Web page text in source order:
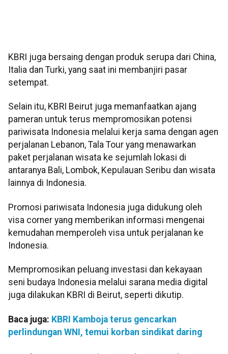
KBRI juga bersaing dengan produk serupa dari China,
Italia dan Turki, yang saat ini membanjiri pasar
setempat.
Selain itu, KBRI Beirut juga memanfaatkan ajang
pameran untuk terus mempromosikan potensi
pariwisata Indonesia melalui kerja sama dengan agen
perjalanan Lebanon, Tala Tour yang menawarkan
paket perjalanan wisata ke sejumlah lokasi di
antaranya Bali, Lombok, Kepulauan Seribu dan wisata
lainnya di Indonesia.
Promosi pariwisata Indonesia juga didukung oleh
visa corner yang memberikan informasi mengenai
kemudahan memperoleh visa untuk perjalanan ke
Indonesia.
Mempromosikan peluang investasi dan kekayaan
seni budaya Indonesia melalui sarana media digital
juga dilakukan KBRI di Beirut, seperti dikutip.
Baca juga: KBRI Kamboja terus gencarkan
perlindungan WNI, temui korban sindikat daring